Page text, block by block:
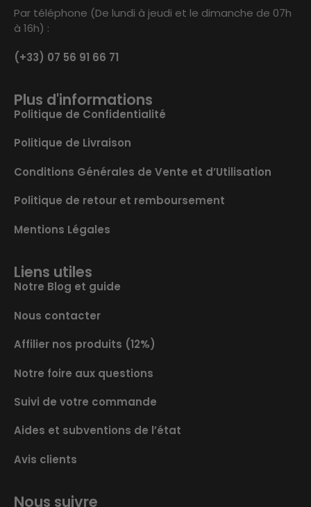
Par téléphone (De lundi à jeudi et le dimanche de 07h
à 16h) :
(+33) 07 56 91 66 71
Plus d'informations
Politique de Confidentialité
Politique de Livraison
Conditions Générales de Vente et d’Utilisation
Politique de retour et remboursement
Mentions Légales
Liens utiles
Notre Blog et guide
Nous contacter
Affilier nos produits (12%)
Notre foire aux questions
Suivi de votre commande
Aides et subventions de l’état
Avis clients
Nous suivre